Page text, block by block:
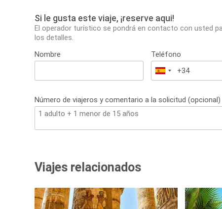
Si le gusta este viaje, ¡reserve aqui!
El operador turístico se pondrá en contacto con usted
los detalles.
Nombre
Teléfono
España
+34
Número de viajeros y comentario a la solicitud (opcional)
Viajes relacionados